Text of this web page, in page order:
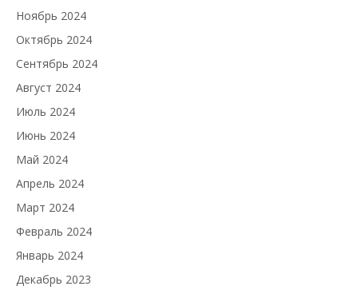
Ноябрь 2024
Октябрь 2024
Сентябрь 2024
Август 2024
Июль 2024
Июнь 2024
Май 2024
Апрель 2024
Март 2024
Февраль 2024
Январь 2024
Декабрь 2023